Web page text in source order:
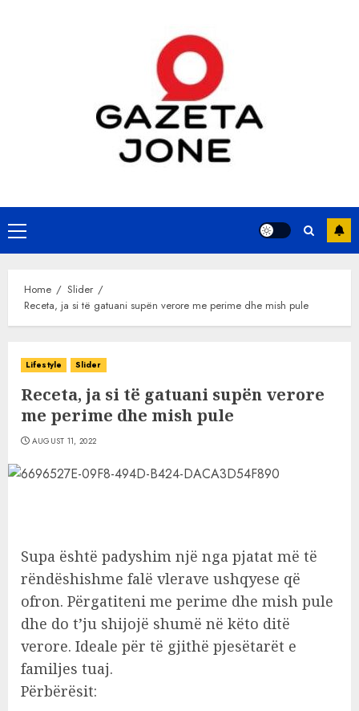
Primary
Menu
Home
Slider
Receta, ja si të gatuani supën verore me perime dhe mish pule
Lifestyle Slider
Receta, ja si të gatuani supën verore
me perime dhe mish pule
AUGUST 11, 2022
Supa është padyshim një nga pjatat më të
rëndëshishme falë vlerave ushqyese që
ofron. Përgatiteni me perime dhe mish pule
dhe do t’ju shijojë shumë në këto ditë
verore. Ideale për të gjithë pjesëtarët e
familjes tuaj.
Përbërësit: